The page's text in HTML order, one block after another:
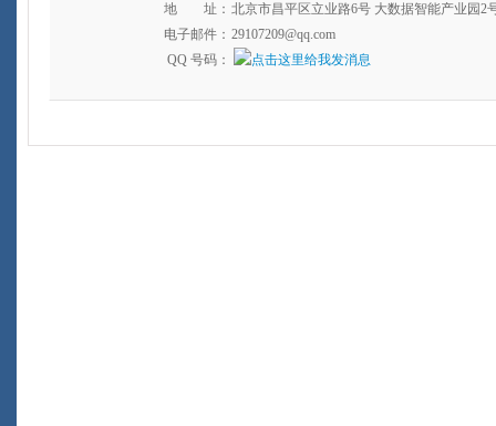
地 址： 北京市昌平区立业路6号 大数据智能产业园2
电子邮件： 29107209@qq.com
QQ 号码：